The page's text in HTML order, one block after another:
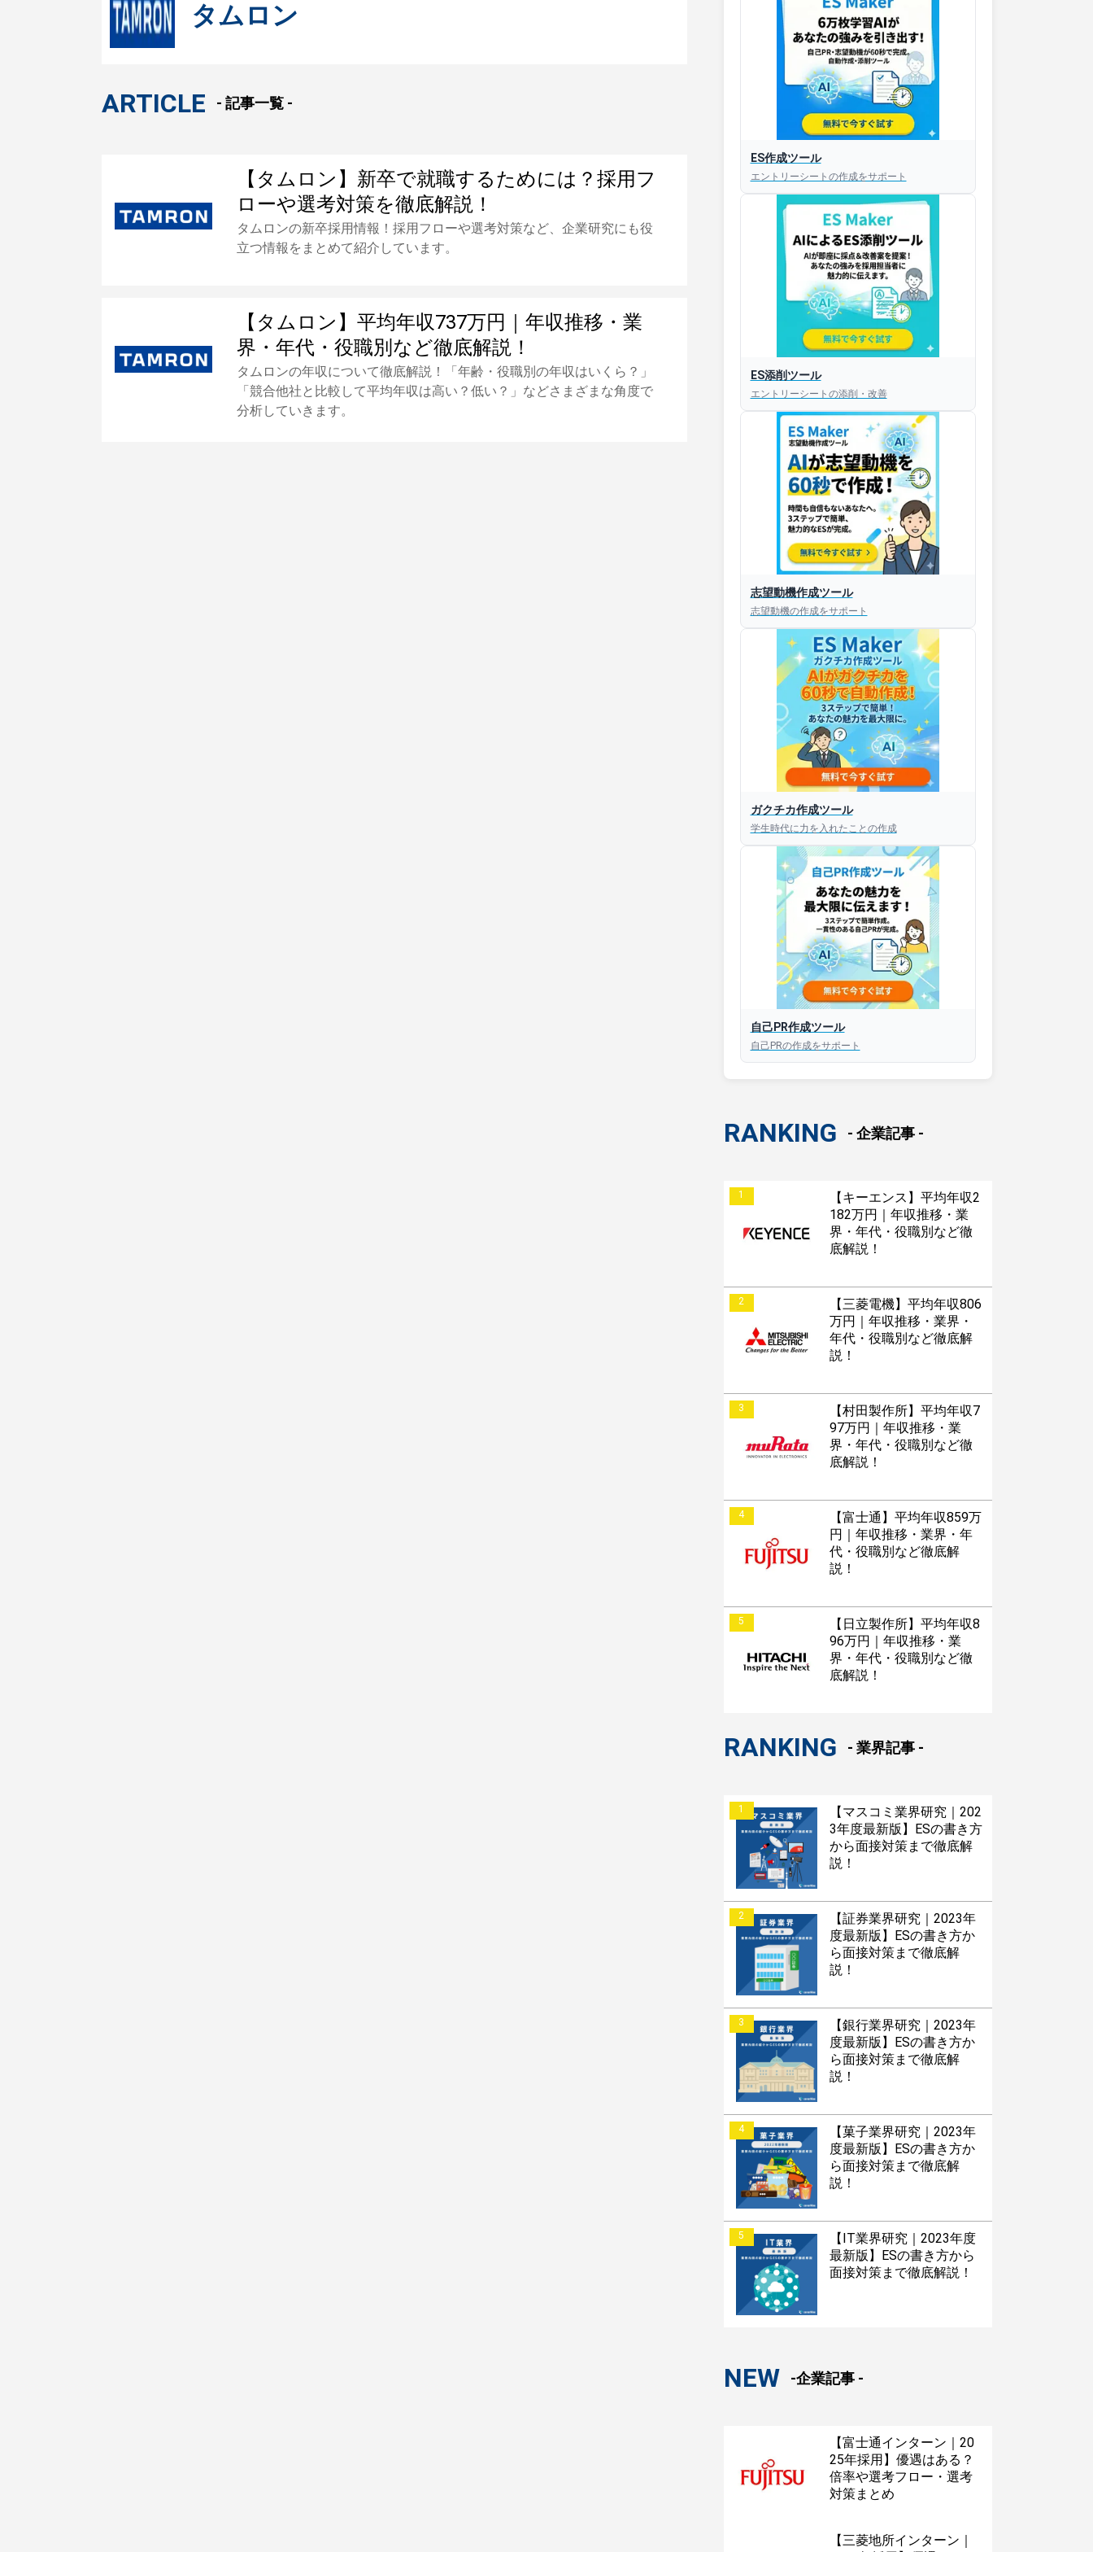
タムロン
ARTICLE - 記事一覧 -
【タムロン】新卒で就職するためには？採用フ
ローや選考対策を徹底解説！
タムロンの新卒採用情報！採用フローや選考対策など、企業研究にも役
立つ情報をまとめて紹介しています。
【タムロン】平均年収737万円｜年収推移・業
界・年代・役職別など徹底解説！
タムロンの年収について徹底解説！「年齢・役職別の年収はいくら？」
「競合他社と比較して平均年収は高い？低い？」などさまざまな角度で
分析していきます。
ES作成ツール
エントリーシートの作成をサポート
ES添削ツール
エントリーシートの添削・改善
志望動機作成ツール
志望動機の作成をサポート
ガクチカ作成ツール
学生時代に力を入れたことの作成
自己PR作成ツール
自己PRの作成をサポート
RANKING - 企業記事 -
1
【キーエンス】平均年収2
182万円｜年収推移・業
界・年代・役職別など徹
底解説！
2
【三菱電機】平均年収806
万円｜年収推移・業界・
年代・役職別など徹底解
説！
3
【村田製作所】平均年収7
97万円｜年収推移・業
界・年代・役職別など徹
底解説！
4
【富士通】平均年収859万
円｜年収推移・業界・年
代・役職別など徹底解
説！
5
【日立製作所】平均年収8
96万円｜年収推移・業
界・年代・役職別など徹
底解説！
RANKING - 業界記事 -
1
【マスコミ業界研究｜202
3年度最新版】ESの書き方
から面接対策まで徹底解
説！
2
【証券業界研究｜2023年
度最新版】ESの書き方か
ら面接対策まで徹底解
説！
3
【銀行業界研究｜2023年
度最新版】ESの書き方か
ら面接対策まで徹底解
説！
4
【菓子業界研究｜2023年
度最新版】ESの書き方か
ら面接対策まで徹底解
説！
5
【IT業界研究｜2023年度
最新版】ESの書き方から
面接対策まで徹底解説！
NEW -企業記事 -
【富士通インターン｜20
25年採用】優遇はある？
倍率や選考フロー・選考
対策まとめ
【三菱地所インターン｜